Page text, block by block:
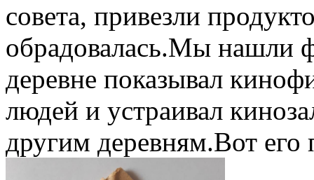
совета, привезли
обрадовалась.Мы нашли
деревне показывал
людей и устраивал
другим деревням.Вот его